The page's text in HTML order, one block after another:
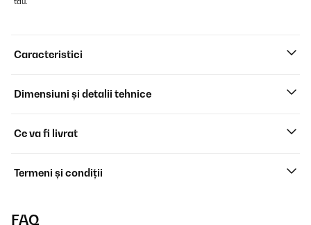
Caracteristici
Dimensiuni și detalii tehnice
Ce va fi livrat
Termeni și condiții
FAQ